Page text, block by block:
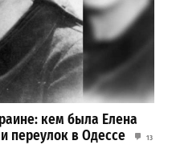
кем была Елена
переулок в Одессе
13